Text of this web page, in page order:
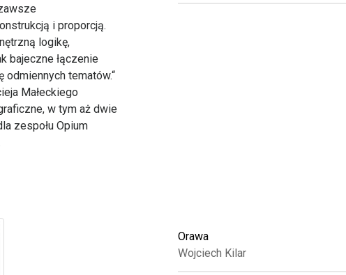
i proporcją.
logikę,
bajeczne łączenie
tematów.“
Małeckiego
w tym aż dwie
zespołu Opium
Orawa
Wojciech Kilar